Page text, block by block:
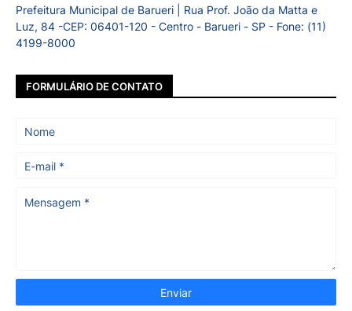
Prefeitura Municipal de Barueri | Rua Prof. João da Matta e
Luz, 84 -CEP: 06401-120 - Centro - Barueri - SP - Fone: (11)
4199-8000
FORMULÁRIO DE CONTATO